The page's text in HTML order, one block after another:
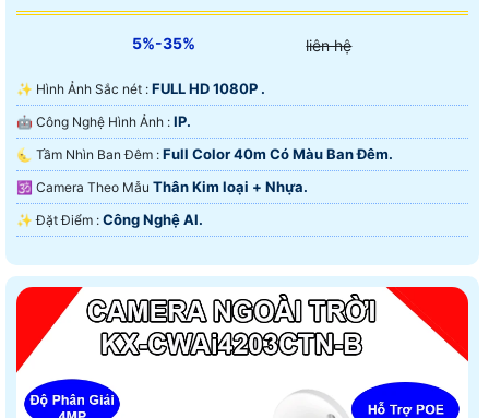
5%-35% liên hệ
✨ Hình Ảnh Sắc nét : FULL HD 1080P .
🤖️ Công Nghệ Hình Ảnh : IP.
🌜 Tầm Nhìn Ban Đêm : Full Color 40m Có Màu Ban Ðêm.
🕉️ Camera Theo Mẫu Thân Kim loại + Nhựa.
️✨ Đặt Điểm : Công Nghệ AI.